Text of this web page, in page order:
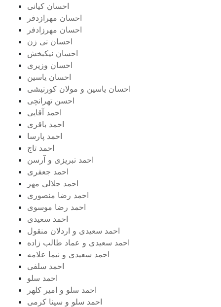
احسان کیانی
احسان مهرازدفر
احسان مهرزادفر
احسان نی زن
احسان نیکبخش
احسان وزیری
احسان یاسین
احسان یاسین و مولان کورتیشی
احسن تهرانچی
احمد آقایی
احمد باقری
احمد پارسا
احمد تاج
احمد تبریزی و آرسن
احمد جعفری
احمد جلالی مهر
احمد رضا منصوری
احمد رضا موسوی
احمد سعیدی
احمد سعیدی و اردلان منقول
احمد سعیدی و عماد طالب زاده
احمد سعیدی و نیما علامه
احمد سلفی
احمد سلو
احمد سلو و امیر کلهر
احمد سلو و سینا کرمی